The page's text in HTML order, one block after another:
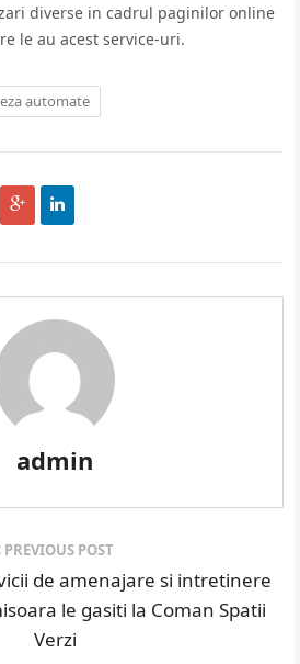
diverse in cadrul paginilor online
le au acest service-uri.
automate
admin
PREVIOUS POST
de amenajare si intretinere
le gasiti la Coman Spatii
Verzi